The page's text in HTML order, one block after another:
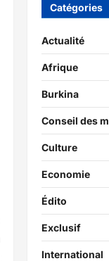
Catégories
Actualité
Afrique
Burkina
Conseil des
Culture
Economie
Édito
Exclusif
International